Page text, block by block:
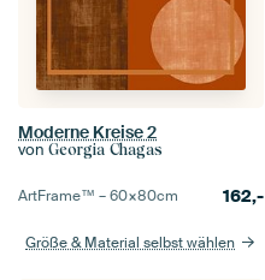
Moderne Kreise 2
von Georgia Chagas
ArtFrame™ –60×80cm 162,-
Größe & Material selbst wählen